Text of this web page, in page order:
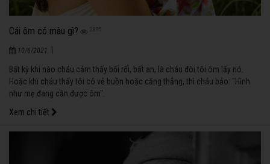
Cái ôm có màu gì? 2895
10/6/2021
Bất kỳ khi nào cháu cảm thấy bối rối, bất an, là cháu đòi tôi ôm lấy nó.
Hoặc khi cháu thấy tôi có vẻ buồn hoặc căng thẳng, thì cháu bảo: "Hình
như mẹ đang cần được ôm".
Xem chi tiết